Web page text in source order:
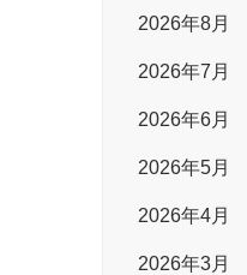
2026年8月
2026年7月
2026年6月
2026年5月
2026年4月
2026年3月